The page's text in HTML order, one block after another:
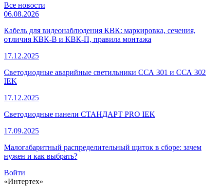
Все новости
06.08.2026
Кабель для видеонаблюдения КВК: маркировка, сечения,
отличия КВК-В и КВК-П, правила монтажа
17.12.2025
Светодиодные аварийные светильники ССА 301 и ССА 302
IEK
17.12.2025
Светодиодные панели СТАНДАРТ PRO IEK
17.09.2025
Малогабаритный распределительный щиток в сборе: зачем
нужен и как выбрать?
Войти
«Интертех»